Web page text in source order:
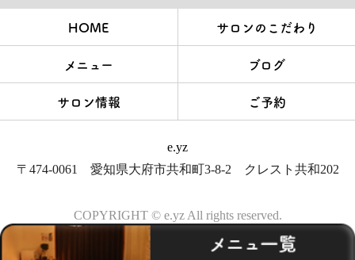
HOME サロンのこだわり
メニュー ブログ
サロン情報 ご予約
e.yz
〒474-0061 愛知県大府市共和町3-8-2 クレスト共和202
COPYRIGHT © e.yz All rights reserved.